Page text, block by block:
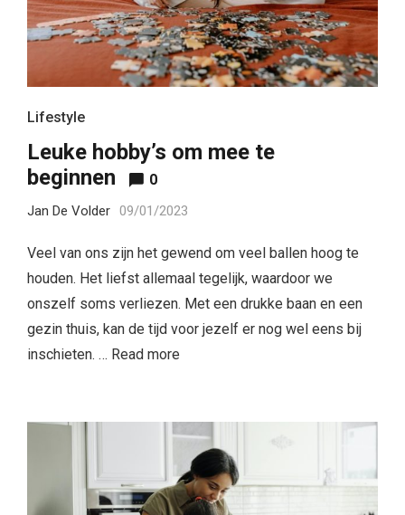
Lifestyle
Leuke hobby’s om mee te
beginnen
0
Jan De Volder 09/01/2023
Veel van ons zijn het gewend om veel ballen hoog te
houden. Het liefst allemaal tegelijk, waardoor we
onszelf soms verliezen. Met een drukke baan en een
gezin thuis, kan de tijd voor jezelf er nog wel eens bij
inschieten. … Read more